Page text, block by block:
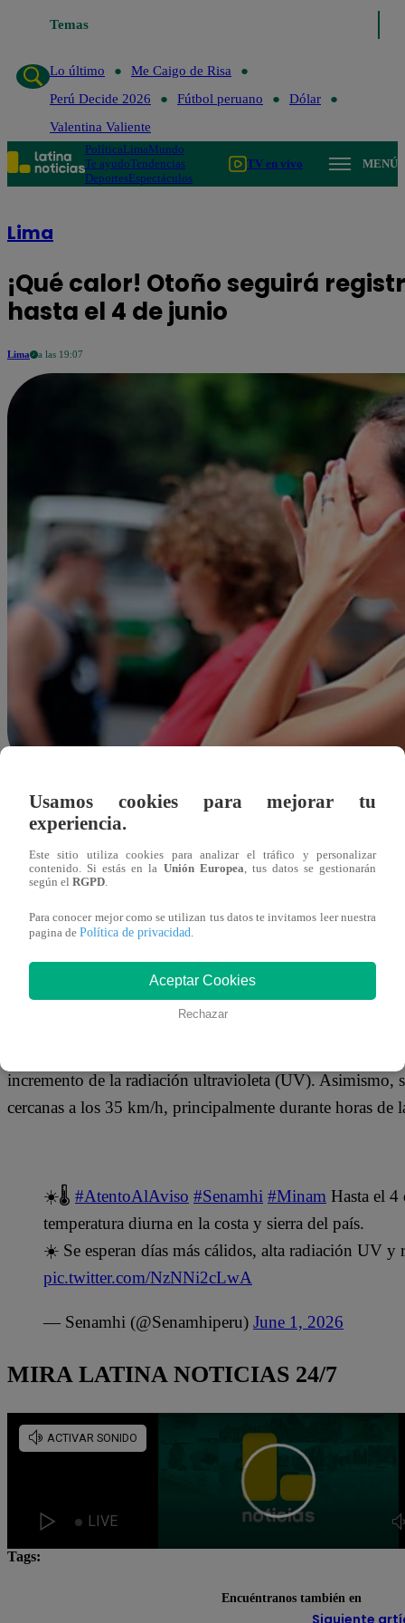
Temas
Lo último
Me Caigo de Risa
Perú Decide 2026
Fútbol peruano
Dólar
Valentina Valiente
PolíticaLimaMundo
Te ayudoTendencias
DeportesEspectáculos
TV en vivo MENÚ
Lima
¡Qué calor! Otoño seguirá
hasta el 4 de junio
Lima a las 19:07
Kathy Ortega
01 de junio 2026
A pocos días de iniciar la temporada de invierno,
noches cálidas en gran parte del territorio nacional,
nivel de radiación debido al Niño Costero.
Servicio Nacional de Meteorología e Hidrología
incremento de temperatura persistirán tanto en la costa
incremento de la radiación ultravioleta (UV). Asimismo,
cercanas a los 35 km/h, principalmente durante horas de
☀️🌡 #AtentoAlAviso #Senamhi #Minam Hasta el
temperatura diurna en la costa y sierra del país.
☀️ Se esperan días más cálidos, alta radiación UV y
pic.twitter.com/NzNNi2cLwA
— Senamhi (@Senamhiperu) June 1, 2026
MIRA LATINA NOTICIAS 24/7
Tags:
Usamos cookies para mejorar tu
experiencia.
Este sitio utiliza cookies para analizar el tráfico y personalizar
contenido. Si estás en la Unión Europea, tus datos se gestionarán
según el RGPD.
Para conocer mejor como se utilizan tus datos te invitamos leer nuestra
pagina de Política de privacidad.
Aceptar Cookies
Rechazar
Encuéntranos también en